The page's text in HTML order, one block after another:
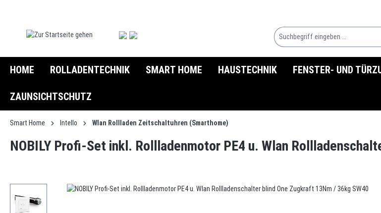
HOME ROLLADENTECHNIK SMART HOME HAUSTECHNIK FENSTER- UND
ZAUNSICHTSCHUTZ
Smart Home Intello Wlan Rollladen Zeitschaltuhren (Smarthome)
NOBILY Profi-Set inkl. Rollladenmotor PE4 u. Wlan
Bildergalerie überspringen